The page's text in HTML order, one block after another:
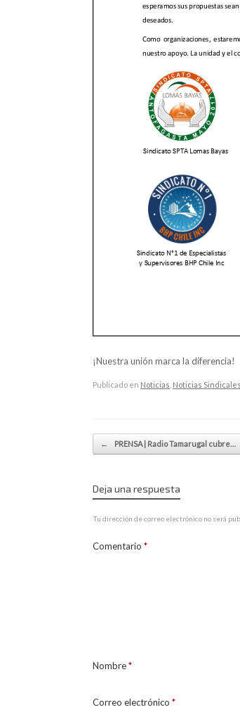
¡Nuestra unión marca la diferencia!
Publicado en Noticias Noticias Sindicales
Navegador de artículos
← PRENSA | Radio Tamarugal cubre…
Deja una respuesta
Tu dirección de correo electrónico no será
Comentario *
Nombre*
Correo electrónico *